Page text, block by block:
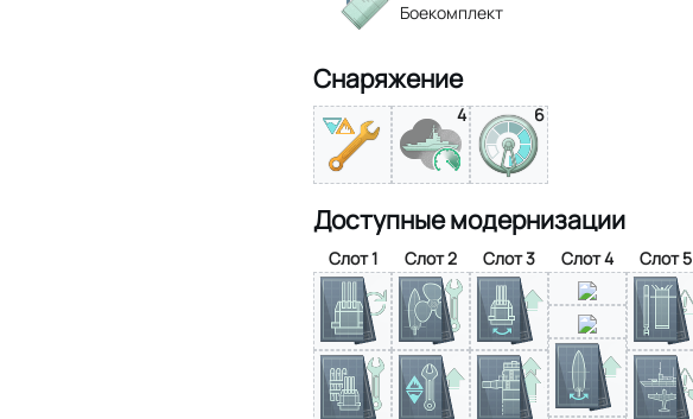
Боекомплект
Снаряжение
4 6
Доступные модернизации
Слот 1 Слот 2 Слот 3 Слот 4 Слот 5